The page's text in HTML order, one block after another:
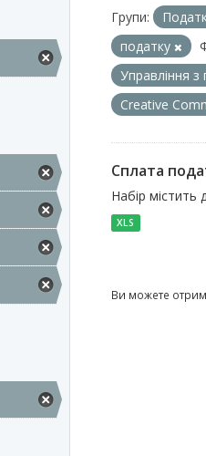
Групи:
податку
Управління з
Creative
Сплата
Набір містить
XLS
Ви можете